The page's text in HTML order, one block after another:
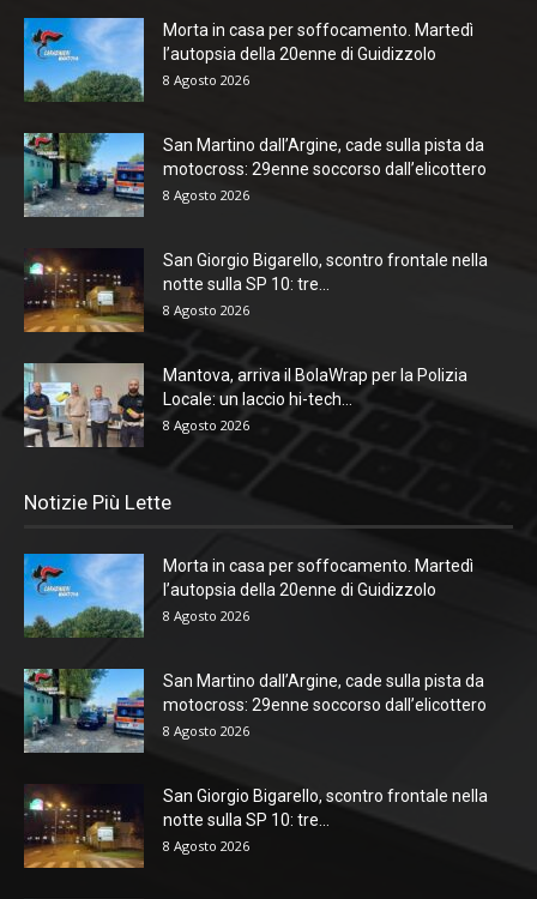
Morta in casa per soffocamento. Martedì
l’autopsia della 20enne di Guidizzolo
8 Agosto 2026
San Martino dall’Argine, cade sulla pista da
motocross: 29enne soccorso dall’elicottero
8 Agosto 2026
San Giorgio Bigarello, scontro frontale nella
notte sulla SP 10: tre...
8 Agosto 2026
Mantova, arriva il BolaWrap per la Polizia
Locale: un laccio hi-tech...
8 Agosto 2026
Notizie Più Lette
Morta in casa per soffocamento. Martedì
l’autopsia della 20enne di Guidizzolo
8 Agosto 2026
San Martino dall’Argine, cade sulla pista da
motocross: 29enne soccorso dall’elicottero
8 Agosto 2026
San Giorgio Bigarello, scontro frontale nella
notte sulla SP 10: tre...
8 Agosto 2026